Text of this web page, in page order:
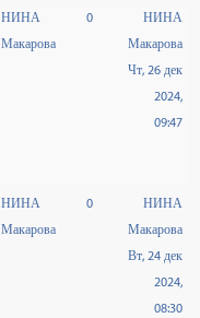
НИНА
Макарова
0
НИНА
Макарова
Чт, 26 дек
2024,
09:47
НИНА
Макарова
0
НИНА
Макарова
Вт, 24 дек
2024,
08:30